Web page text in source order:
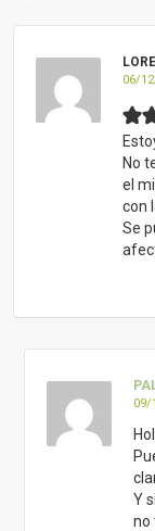
06/
No
el
con
Se
09/
Y
no